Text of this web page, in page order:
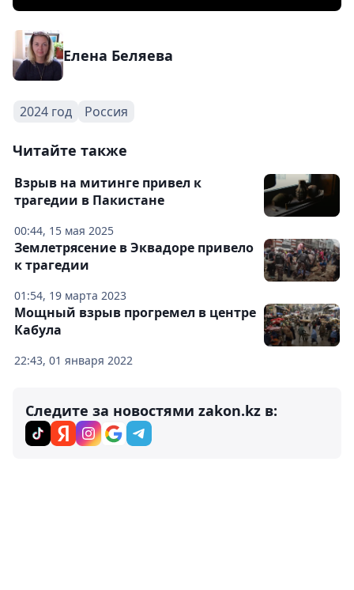
Елена Беляева
2024 год Россия
Читайте также
00:44, 15 мая 2025
Взрыв на митинге привел к
трагедии в Пакистане
01:54, 19 марта 2023
Землетрясение в Эквадоре привело
к трагедии
22:43, 01 января 2022
Мощный взрыв прогремел в центре
Кабула
Следите за новостями zakon.kz в: